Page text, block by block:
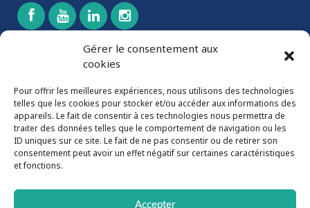
Gérer le consentement aux
cookies
Pour offrir les meilleures expériences, nous utilisons des technologies
telles que les cookies pour stocker et/ou accéder aux informations des
appareils. Le fait de consentir à ces technologies nous permettra de
traiter des données telles que le comportement de navigation ou les
ID uniques sur ce site. Le fait de ne pas consentir ou de retirer son
consentement peut avoir un effet négatif sur certaines caractéristiques
et fonctions.
Accepter
CONTACTEZ-NOUS
532, rang 9,
Wickham (Québec) J0C 1S0
819-398-6807
819-398-7171
boire.ca